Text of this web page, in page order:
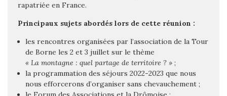
rapatriée en France.
Principaux sujets abordés lors de cette réunion :
les rencontres organisées par l’association de la Tour
de Borne les 2 et 3 juillet sur le thème
« La montagne : quel partage de territoire ? » ;
la programmation des séjours 2022-2023 que nous
nous efforcerons d’organiser sans chevauchement ;